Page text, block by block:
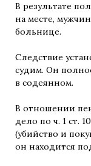
В результате
на месте,
больнице.
Следствие
судим. Он
в содеянном.
В отношении
дело по ч. 1 ст.
(убийство и
он находится